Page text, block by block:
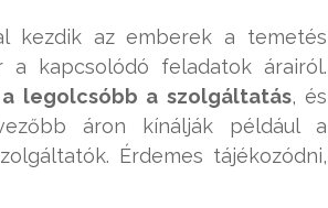
kezdik az emberek a temetés
kapcsolódó feladatok árairól.
legolcsóbb a szolgáltatás, és
áron kínálják például a
Érdemes tájékozódni,